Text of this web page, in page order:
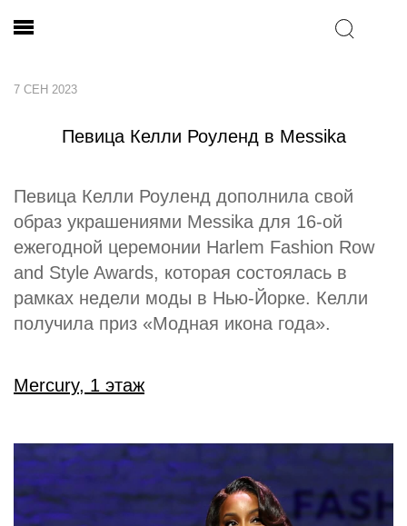
7 СЕН 2023
Певица Келли Роуленд в Messika
Певица Келли Роуленд дополнила свой
образ украшениями Messika для 16-ой
ежегодной церемонии Harlem Fashion Row
and Style Awards, которая состоялась в
рамках недели моды в Нью-Йорке. Келли
получила приз «Модная икона года».
Mercury, 1 этаж